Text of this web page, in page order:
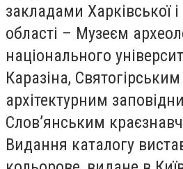
закладами Харківської
області – Музеєм
національного
Каразіна,
архітектурним
Слов’янським
Видання каталогу